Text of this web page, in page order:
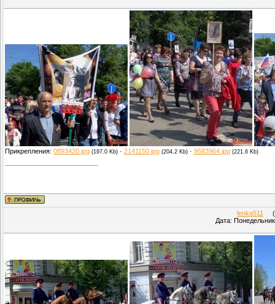
Прикрепления: 0893420.jpg (197.0 Kb) · 2141150.jpg (204.2 Kb) · 9583964.jpg (221.6 Kb)
lenka511
Дата: